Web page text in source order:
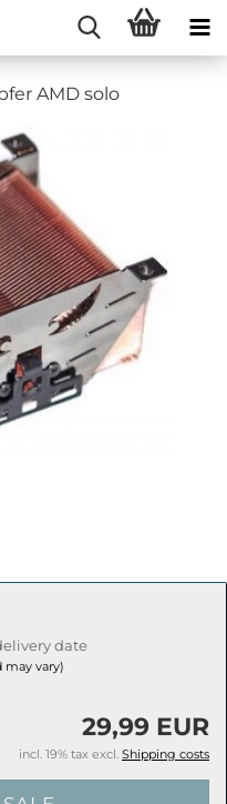
AMD solo
date
may vary)
29,99 EUR
incl. 19% tax excl. Shipping costs